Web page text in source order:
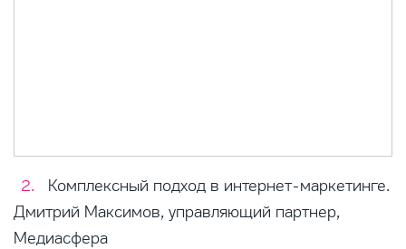
Комплексный подход в интернет-маркетинге.
Дмитрий Максимов, управляющий партнер,
Медиасфера